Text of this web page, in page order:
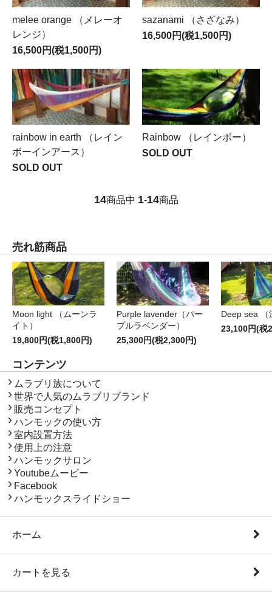
melee orange （メレーオ
レンジ）
16,500円(税1,500円)
sazanami （さざなみ）
16,500円(税1,500円)
rainbow in earth （レイン
ボーインアース）
SOLD OUT
Rainbow （レインボー）
SOLD OUT
14商品中 1-14商品
売れ筋商品
Moon light （ムーンラ
イト）
19,800円(税1,800円)
Purple lavender（パー
プルラベンダー）
25,300円(税2,300円)
Deep sea （
23,100円(税
コンテンツ
コンテンツ
ムラブリ族について
世界で人気のムラブリブランド
販売コンセプト
ハンモックの使い方
室内設置方法
使用上の注意
ハンモックサロン
Youtubeムービー
Facebook
ハンモックスライドショー
ホーム
カートを見る